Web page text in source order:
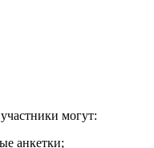
могут:
анкетки;